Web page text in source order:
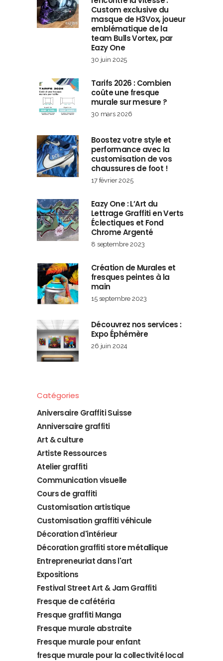
Custom exclusive du
masque de H3Vox, joueur
emblématique de la
team Bulls Vortex, par
Eazy One
30 juin 2025
Tarifs 2026 : Combien
coûte une fresque
murale sur mesure ?
30 mars 2026
Boostez votre style et
performance avec la
customisation de vos
chaussures de foot !
17 février 2025
Eazy One : L’Art du
Lettrage Graffiti en Verts
Éclectiques et Fond
Chrome Argenté
8 septembre 2023
Création de Murales et
fresques peintes à la
main
15 septembre 2023
Découvrez nos services :
Expo Éphémère
26 juin 2024
Catégories
Aniversaire Graffiti Suisse
Anniversaire graffiti
Art & culture
Artiste Ressources
Atelier graffiti
Communication visuelle
Cours de graffiti
Customisation artistique
Customisation graffiti véhicule
Décoration d'intérieur
Décoration graffiti store métallique
Entrepreneuriat dans l'art
Expositions
Festival Street Art & Jam Graffiti
Fresque de cafétéria
Fresque graffiti Manga
Fresque murale abstraite
Fresque murale pour enfant
fresque murale pour la collectivité local